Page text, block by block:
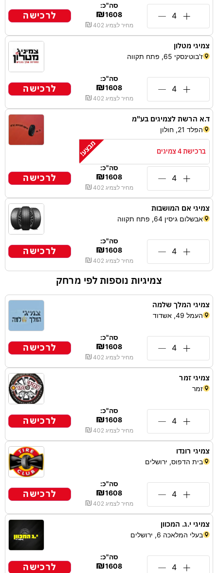
סה"כ:
₪1608
מחיר לצמיג ₪402
לרכישה
צמיגי מטלון
ז'בוטינסקי 65, פתח תקווה
סה"כ:
₪1608
מחיר לצמיג ₪402
לרכישה
ד.א הרשת לצמיגים בע"מ
הפלד 21, חולון
ברכישת 4 צמיגים
סה"כ:
₪1608
מחיר לצמיג ₪402
לרכישה
צמיגי אם המושבות
אבשלום גיסין 64, פתח תקווה
סה"כ:
₪1608
מחיר לצמיג ₪402
לרכישה
צמיגיות נוספות לפי מרחק
צמיגי המלך שלמה
העמל 49, אשדוד
סה"כ:
₪1608
מחיר לצמיג ₪402
לרכישה
צמיגי זמר
זמר
סה"כ:
₪1608
מחיר לצמיג ₪402
לרכישה
צמיגי רונדו
בית הדפוס, ירושלים
סה"כ:
₪1608
מחיר לצמיג ₪402
לרכישה
צמיגי י.ג. המכוון
בעלי המלאכה 6, ירושלים
סה"כ:
₪1608 לרכישה